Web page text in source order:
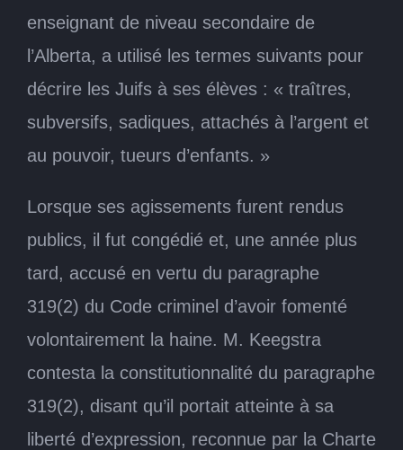
enseignant de niveau secondaire de
l’Alberta, a utilisé les termes suivants pour
décrire les Juifs à ses élèves : « traîtres,
subversifs, sadiques, attachés à l’argent et
au pouvoir, tueurs d’enfants. »
Lorsque ses agissements furent rendus
publics, il fut congédié et, une année plus
tard, accusé en vertu du paragraphe
319(2) du Code criminel d’avoir fomenté
volontairement la haine. M. Keegstra
contesta la constitutionnalité du paragraphe
319(2), disant qu’il portait atteinte à sa
liberté d’expression, reconnue par la Charte